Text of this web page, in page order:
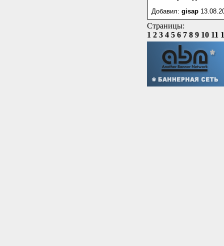
Добавил: gisap
Страницы:
1 2 3 4 5 6 7 8 9 10 11